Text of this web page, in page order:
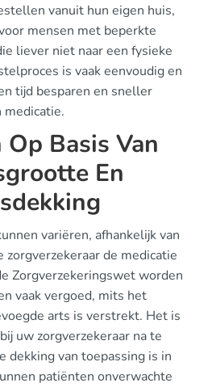
vanuit hun eigen huis,
mensen met beperkte
liever niet naar een fysieke
is vaak eenvoudig en
tijd besparen en sneller
Basis Van
En
variëren, afhankelijk van
de medicatie
Zorgverzekeringswet worden
vaak vergoed, mits het
arts is verstrekt. Het is
uw zorgverzekeraar na te
dekking van toepassing is in
patiënten onverwachte